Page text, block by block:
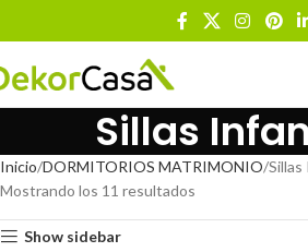
Sillas
Inicio DORMITORIOS MATRIMONIO
Mostrando los 11 resultados
Show sidebar